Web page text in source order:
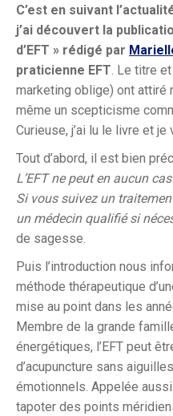
C’est en suivant
j’ai découvert la
d’EFT » rédigé par
praticienne EFT. Le titre
marketing oblige) ont attiré
même un scepticisme
Curieuse, j’ai lu le livre et
Tout d’abord, il est bien
L’EFT ne peut en aucun
Si vous suivez un
un médecin qualifié si
de sagesse.
Puis l’introduction nous
méthode thérapeutique
mise au point dans les
Membre de la grande
énergétiques, l’EFT peut
d’acupuncture sans
émotionnels. Appelée
tapoter des points